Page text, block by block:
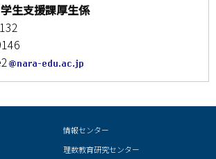
スマップ
ポリシー
セス
生支援課厚生係
情報センター
理数教育研究センター